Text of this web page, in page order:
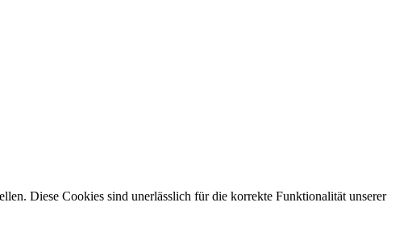
Diese Cookies sind unerlässlich für die korrekte Funktionalität unserer